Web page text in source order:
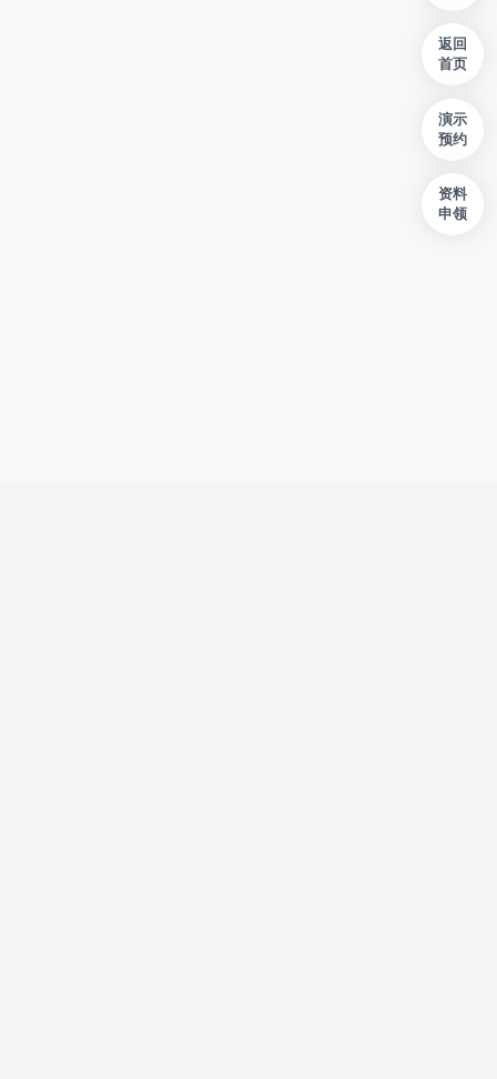
返回
首页
演示
预约
资料
申领